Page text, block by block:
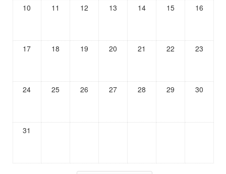
10 11 12 13 14 15 16
17 18 19 20 21 22 23
24 25 26 27 28 29 30
31